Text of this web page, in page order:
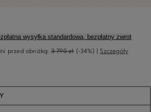
wysyłka standardowa, bezpłatny zwrot
przed obniżką: 3 790 zł (-34%) |Szczegóły